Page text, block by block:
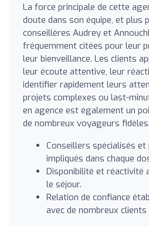
La force principale de cette
doute dans son équipe, et plus
conseillères Audrey et
fréquemment citées pour leur
leur bienveillance. Les clients
leur écoute attentive, leur
identifier rapidement leurs
projets complexes ou last-
en agence est également un
de nombreux voyageurs fidèles.
Conseillers spécialisés
impliqués dans chaque
Disponibilité et réactivité
le séjour.
Relation de confiance
avec de nombreux